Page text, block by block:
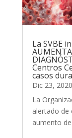
La SVBE
Centros
casos
Dic 23, 2020
La
alertado de
aumento